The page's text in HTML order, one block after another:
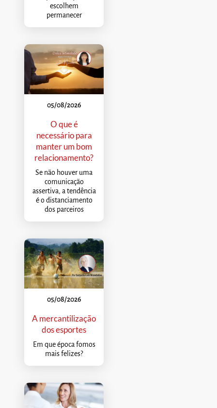
escolhem
permanecer
05/08/2026
O que é
necessário para
manter um bom
relacionamento?
Se não houver uma
comunicação
assertiva, a tendência
é o distanciamento
dos parceiros
05/08/2026
A mercantilização
dos esportes
Em que época fomos
mais felizes?